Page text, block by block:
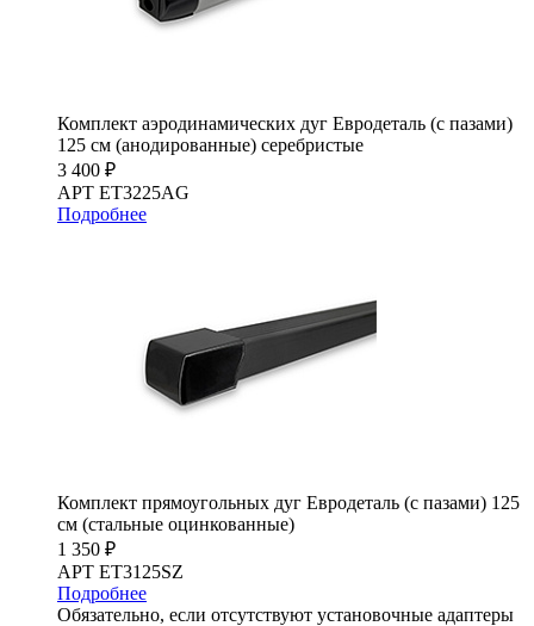
Комплект аэродинамических дуг Евродеталь (с пазами)
125 см (анодированные) серебристые
3 400 ₽
АРТ ET3225AG
Подробнее
Комплект прямоугольных дуг Евродеталь (с пазами) 125
см (стальные оцинкованные)
1 350 ₽
АРТ ET3125SZ
Подробнее
Обязательно, если отсутствуют установочные адаптеры